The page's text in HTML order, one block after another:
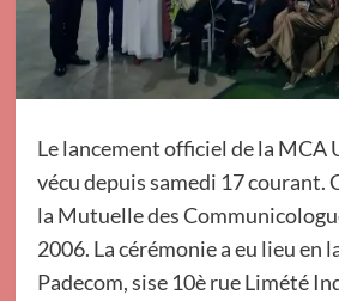
Le lancement officiel de la MCA
vécu depuis samedi 17 courant.
la Mutuelle des
2006. La cérémonie a eu lieu en
Padecom, sise 10è rue Limété